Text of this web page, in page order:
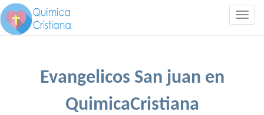
Evangelicos San juan en
QuimicaCristiana